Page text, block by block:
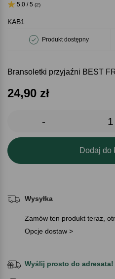
KAB1
Produkt dostępny
5.0 / 5 (2)
Bransoletki przyjaźni BEST
24,90 zł
-
Dodaj do
Wysyłka
Zamów ten produkt teraz,
Opcje dostaw >
Wyślij prosto do adresata!